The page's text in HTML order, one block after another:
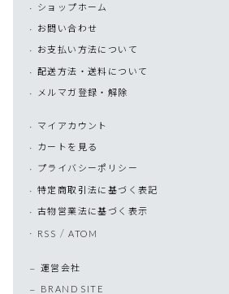
ショップホーム
お問い合わせ
お支払い方法について
配送方法・送料について
メルマガ登録・解除
マイアカウント
カートを見る
プライバシーポリシー
特定商取引法に基づく表記
古物営業法に基づく表示
RSS /ATOM
運営会社
BRAND SITE